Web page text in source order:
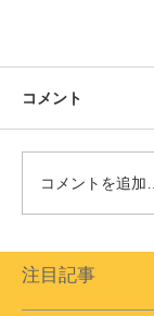
コメント
コメントを追加…
注目記事